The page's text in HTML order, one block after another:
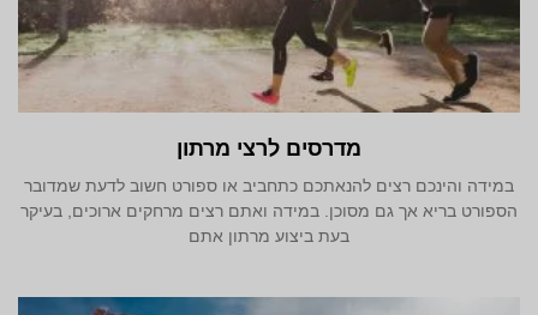
מדרסים לרצי מרתון
במידה והינכם רצים להנאתכם כתחביב או ספורט חשוב לדעת שמדובר
הספורט בריא אך גם מסוכן. במידה ואתם רצים מרחקים ארוכים, בעיקר
בעת ביצוע מרתון אתם